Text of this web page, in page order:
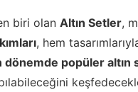
biri olan Altın Setler,
, hem
dönemde popüler altın